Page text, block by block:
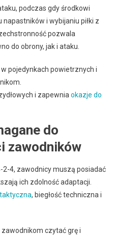
podczas gdy środkowi
i wybijaniu piłki z
pozwala
do obrony, jak i ataku.
pojedynkach powietrznych i
i zapewnia okazje do
do
zawodników
4, zawodnicy muszą posiadać
ich zdolność adaptacji.
, biegłość techniczna i
czytać grę i